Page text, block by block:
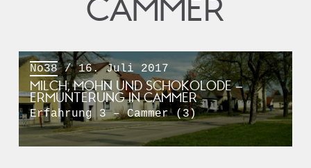
CAMMER
No38/ 16. Juli 2017
MILCH, MOHN UND SCHOKOLODE –
ERMUNTERUNG IN CAMMER
Erfahrung 3 – Cammer (3)